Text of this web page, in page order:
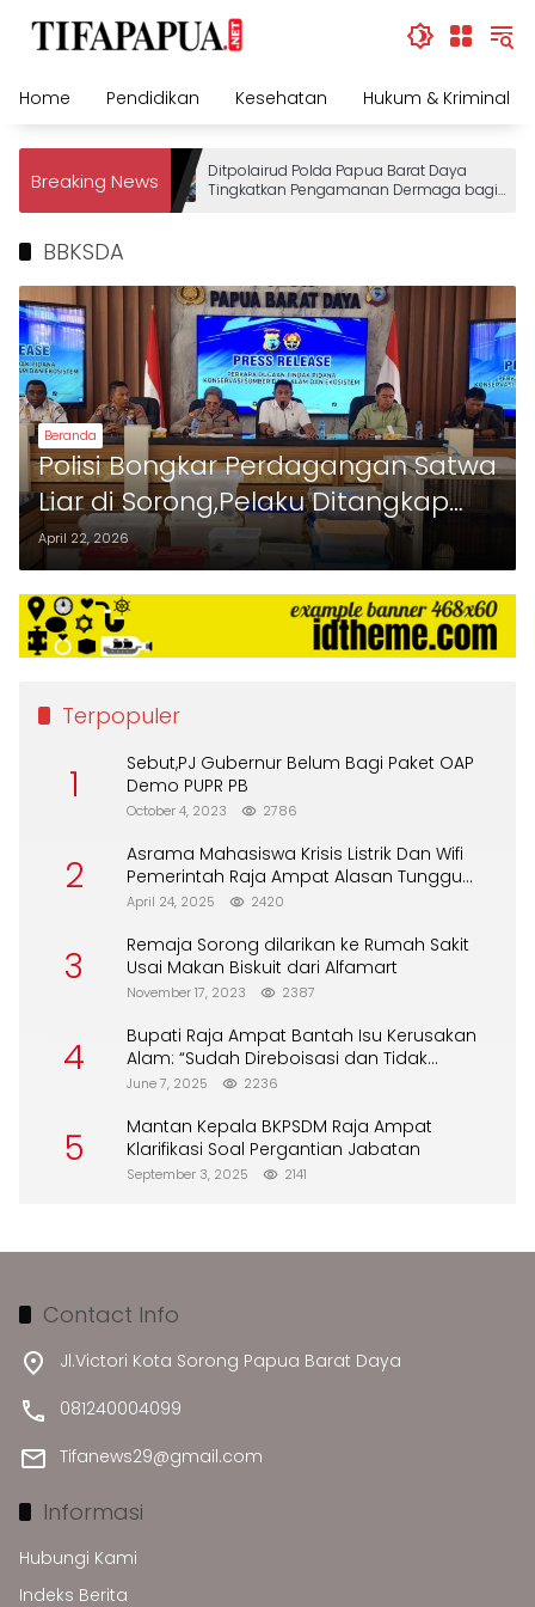
Home
Pendidikan Kesehatan Hukum & Kriminal
Breaking News
Ditpolairud Polda Papua Barat Daya
Tingkatkan Pengamanan Dermaga bagi
Wisatawan
BBKSDA
Beranda
Polisi Bongkar Perdagangan Satwa
Liar di Sorong,Pelaku Ditangkap
dan Barang Bukti Disita
April 22, 2026
Terpopuler
1
Sebut,PJ Gubernur Belum Bagi Paket OAP
Demo PUPR PB
October 4, 2023 2786
2
Asrama Mahasiswa Krisis Listrik Dan Wifi
Pemerintah Raja Ampat Alasan Tunggu
DPA
April 24, 2025 2420
3
Remaja Sorong dilarikan ke Rumah Sakit
Usai Makan Biskuit dari Alfamart
November 17, 2023 2387
4
Bupati Raja Ampat Bantah Isu Kerusakan
Alam: “Sudah Direboisasi dan Tidak
Merusak Lingkungan”
June 7, 2025 2236
5
Mantan Kepala BKPSDM Raja Ampat
Klarifikasi Soal Pergantian Jabatan
September 3, 2025 2141
Contact Info
Jl.Victori Kota Sorong Papua Barat Daya
081240004099
Tifanews29@gmail.com
Informasi
Hubungi Kami
Indeks Berita